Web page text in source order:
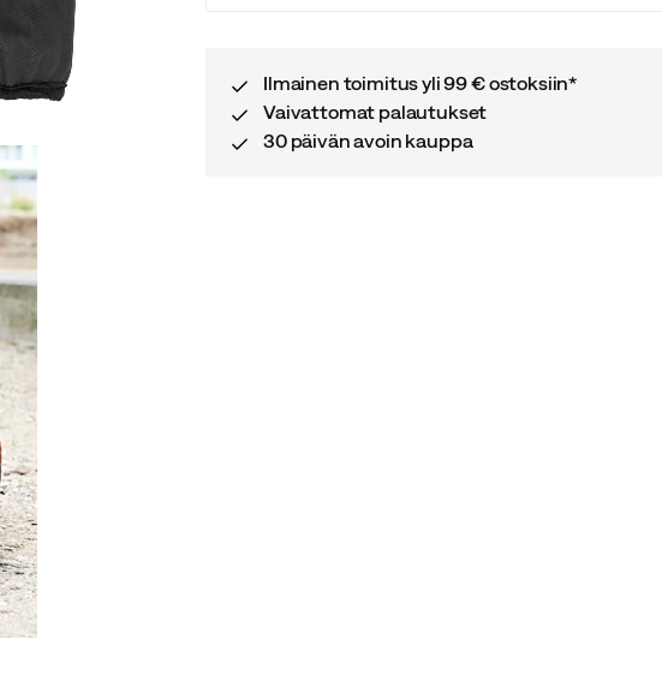
Ilmainen toimitus yli 99 € ostoksiin*
Vaivattomat palautukset
30 päivän avoin kauppa